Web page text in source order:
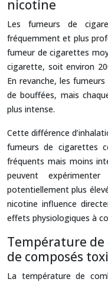
nicotine
Les fumeurs de
fréquemment et plus
fumeur de cigarettes
cigarette, soit environ
En revanche, les
de bouffées, mais
plus intense.
Cette différence
fumeurs de cigarettes
fréquents mais moins
peuvent
potentiellement plus
nicotine influence
effets physiologiques à
Température
de composés
La température de